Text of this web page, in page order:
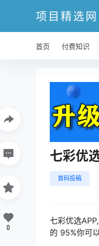
项目精选网
首页 付费知识
七彩优
首码投稿
七彩优选
的 95%你可
0